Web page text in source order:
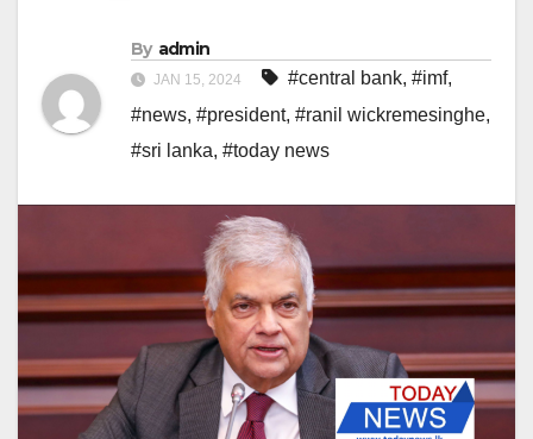
By admin
JAN 15, 2024 #central bank, #imf,
#news, #president, #ranil wickremesinghe,
#sri lanka, #today news